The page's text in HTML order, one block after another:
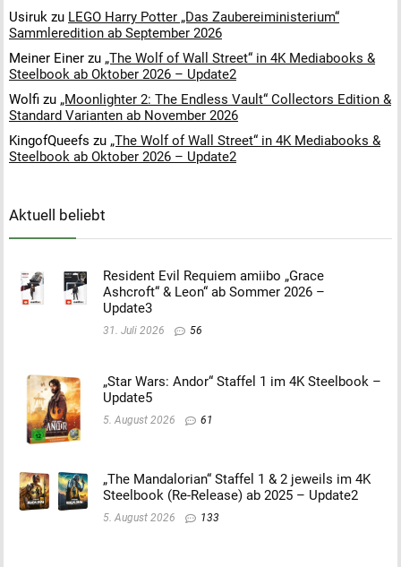
Usiruk zu LEGO Harry Potter „Das Zaubereiministerium“
Sammleredition ab September 2026
Meiner Einer zu „The Wolf of Wall Street“ in 4K Mediabooks &
Steelbook ab Oktober 2026 – Update2
Wolfi zu „Moonlighter 2: The Endless Vault“ Collectors Edition &
Standard Varianten ab November 2026
KingofQueefs zu „The Wolf of Wall Street“ in 4K Mediabooks &
Steelbook ab Oktober 2026 – Update2
Aktuell beliebt
Resident Evil Requiem amiibo „Grace
Ashcroft“ & Leon“ ab Sommer 2026 –
Update3
31. Juli 2026 56
„Star Wars: Andor“ Staffel 1 im 4K Steelbook –
Update5
5. August 2026 61
„The Mandalorian“ Staffel 1 & 2 jeweils im 4K
Steelbook (Re-Release) ab 2025 – Update2
5. August 2026 133